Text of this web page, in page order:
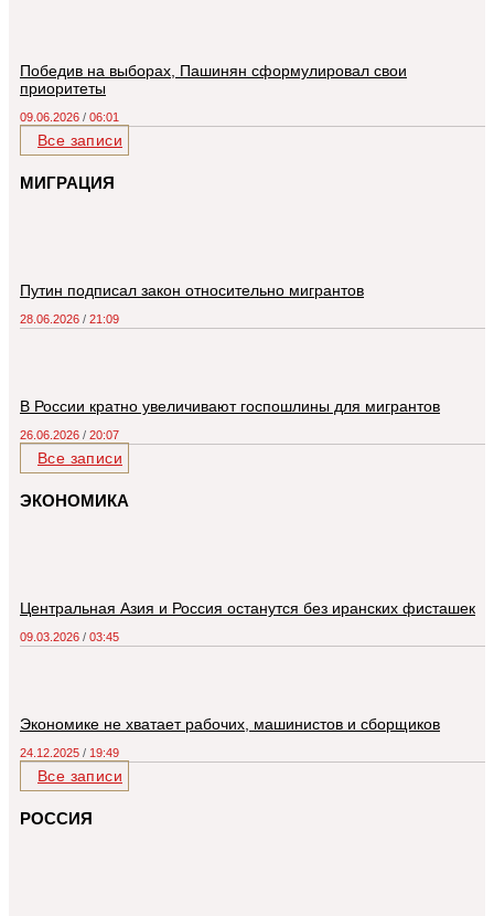
Победив на выборах, Пашинян сформулировал свои
приоритеты
09.06.2026 06:01
Все записи
МИГРАЦИЯ
Путин подписал закон относительно мигрантов
28.06.2026 21:09
В России кратно увеличивают госпошлины для мигрантов
26.06.2026 20:07
Все записи
ЭКОНОМИКА
Центральная Азия и Россия останутся без иранских фисташек
09.03.2026 03:45
Экономике не хватает рабочих, машинистов и сборщиков
24.12.2025 19:49
Все записи
РОССИЯ